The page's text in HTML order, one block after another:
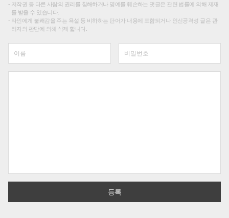
저작권 등 다른 사람의 권리를 침해하거나 명예를 훼손하는 댓글은 관련 법률에 의해 제재
를 받을 수 있습니다.
타인에게 불쾌감을 주는 욕설 등 비하하는 단어가 내용에 포함되거나 인신공격성 글은 관
리자의 판단에 의해 삭제 합니다.